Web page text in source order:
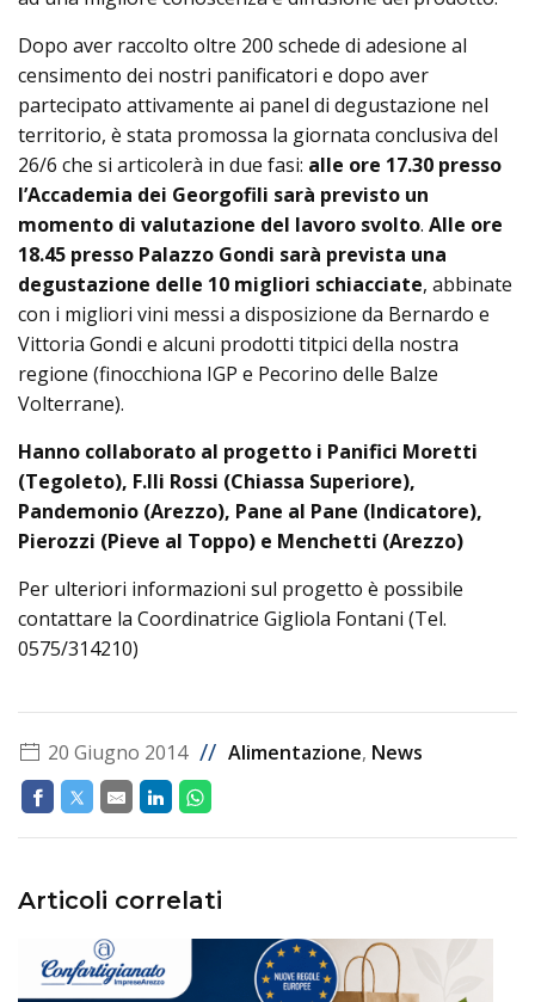
Dopo aver raccolto oltre 200 schede di adesione al
censimento dei nostri panificatori e dopo aver
partecipato attivamente ai panel di degustazione nel
territorio, è stata promossa la giornata conclusiva del
26/6 che si articolerà in due fasi: alle ore 17.30 presso
l’Accademia dei Georgofili sarà previsto un
momento di valutazione del lavoro svolto. Alle ore
18.45 presso Palazzo Gondi sarà prevista una
degustazione delle 10 migliori schiacciate, abbinate
con i migliori vini messi a disposizione da Bernardo e
Vittoria Gondi e alcuni prodotti titpici della nostra
regione (finocchiona IGP e Pecorino delle Balze
Volterrane).
Hanno collaborato al progetto i Panifici Moretti
(Tegoleto), F.lli Rossi (Chiassa Superiore),
Pandemonio (Arezzo), Pane al Pane (Indicatore),
Pierozzi (Pieve al Toppo) e Menchetti (Arezzo)
Per ulteriori informazioni sul progetto è possibile
contattare la Coordinatrice Gigliola Fontani (Tel.
0575/314210)
20 Giugno 2014 // Alimentazione, News
Articoli correlati